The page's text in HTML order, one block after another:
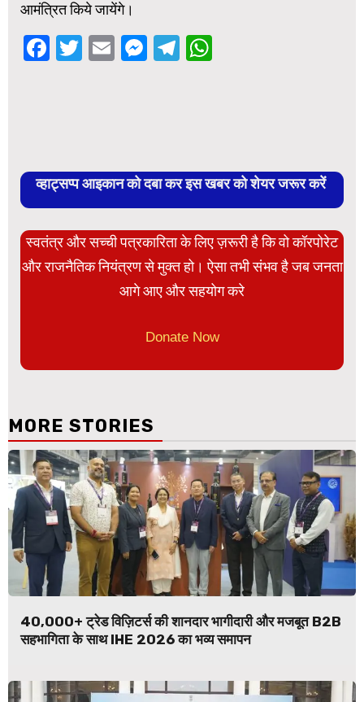
आमंत्रित किये जायेंगे।
Facebook
Twitter
EmailMessenger
Telegram
व्हाट्सप्प आइकान को दबा कर इस खबर को शेयर जरूर करें
स्वतंत्र और सच्ची पत्रकारिता के लिए ज़रूरी है कि वो कॉरपोरेट
और राजनैतिक नियंत्रण से मुक्त हो। ऐसा तभी संभव है जब जनता
आगे आए और सहयोग करे
Donate Now
MORE STORIES
40,000+ ट्रेड विज़िटर्स की शानदार भागीदारी और मजबूत B2B
सहभागिता के साथ IHE 2026 का भव्य समापन